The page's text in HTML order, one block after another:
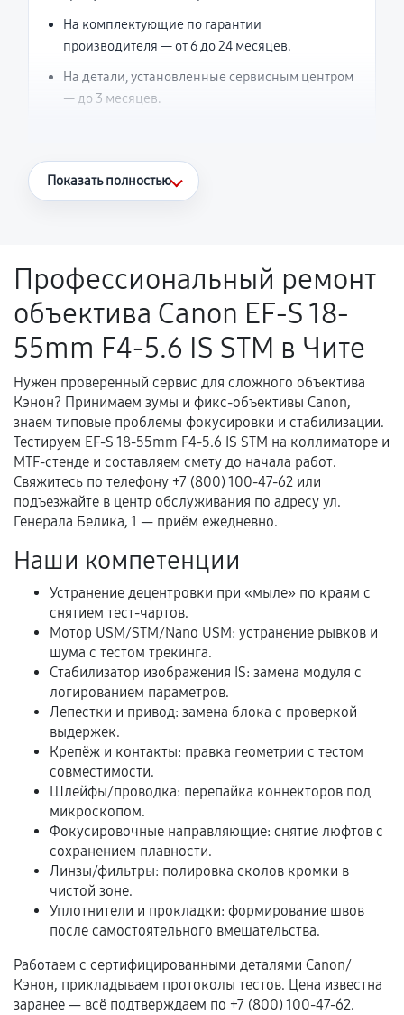
На комплектующие по гарантии
производителя — от 6 до 24 месяцев.
На детали, установленные сервисным центром
— до 3 месяцев.
Что считается гарантийным случаем
Поломка установленной детали при
нормальной эксплуатации в течение
гарантийного срока.
Несоответствие комплектующей заявленным
техническим характеристикам.
Документы для подтверждения
гарантии
Гарантийный талон.
услуг и сроком гарантии.
Документы на установленные комплектующие
и кассовый чек.
Расширенная гарантия
В некоторых случаях возможно оформление
расширенной гарантии. Стоимость, сроки и
условия продления согласовываются отдельно и
фиксируются в документах.
Когда гарантия не действует
Нарушение правил эксплуатации,
механические повреждения, попадание влаги,
Самостоятельный ремонт или вмешательство
третьих лиц.
Показать полностью
Профессиональный ремонт
объектива Canon EF-S 18-
55mm F4-5.6 IS STM в Чите
Нужен проверенный сервис для сложного объектива
Кэнон? Принимаем зумы и фикс-объективы Canon,
знаем типовые проблемы фокусировки и стабилизации.
Тестируем EF-S 18-55mm F4-5.6 IS STM на коллиматоре и
MTF-стенде и составляем смету до начала работ.
Свяжитесь по телефону +7 (800) 100-47-62 или
подъезжайте в центр обслуживания по адресу ул.
Генерала Белика, 1 — приём ежедневно.
Наши компетенции
Устранение децентровки при «мыле» по краям с
снятием тест-чартов.
Мотор USM/STM/Nano USM: устранение рывков и
шума с тестом трекинга.
Стабилизатор изображения IS: замена модуля с
логированием параметров.
Лепестки и привод: замена блока с проверкой
выдержек.
Крепёж и контакты: правка геометрии с тестом
совместимости.
Шлейфы/проводка: перепайка коннекторов под
микроскопом.
Фокусировочные направляющие: снятие люфтов с
сохранением плавности.
Линзы/фильтры: полировка сколов кромки в
чистой зоне.
Уплотнители и прокладки: формирование швов
после самостоятельного вмешательства.
Работаем с сертифицированными деталями Canon/
Кэнон, прикладываем протоколы тестов. Цена известна
заранее — всё подтверждаем по +7 (800) 100-47-62.